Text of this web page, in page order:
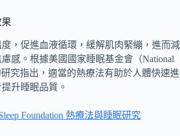
，促進血液循環，緩解肌肉緊繃，進而減
感。根據美國國家睡眠基金會（National
研究指出，適當的熱療法有助於人體快速進
升睡眠品質。
Foundation 熱療法與睡眠研究